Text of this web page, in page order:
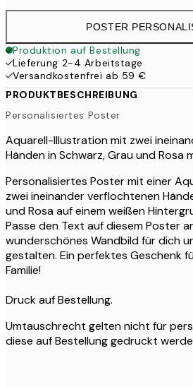
POSTER
Produktion auf Bestellung
Lieferung 2-4 Arbeitstage
Versandkostenfrei ab 59 €
PRODUKTBESCHREIBUNG
Personalisiertes Poster
Aquarell-Illustration mit zwei
Händen in Schwarz, Grau und Rosa
Personalisiertes Poster mit einer
zwei ineinander verflochtenen
und Rosa auf einem weißen
Passe den Text auf diesem Poster
wunderschönes Wandbild für dich
gestalten. Ein perfektes Geschenk
Familie!
Druck auf Bestellung.
Umtauschrecht gelten nicht für
diese auf Bestellung gedruckt